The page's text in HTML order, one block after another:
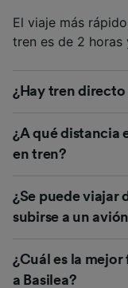
El viaje más
tren es de 2 horas
¿Hay tren directo
¿A qué distancia
en tren?
¿Se puede viajar
subirse a un
¿Cuál es la
a Basilea?